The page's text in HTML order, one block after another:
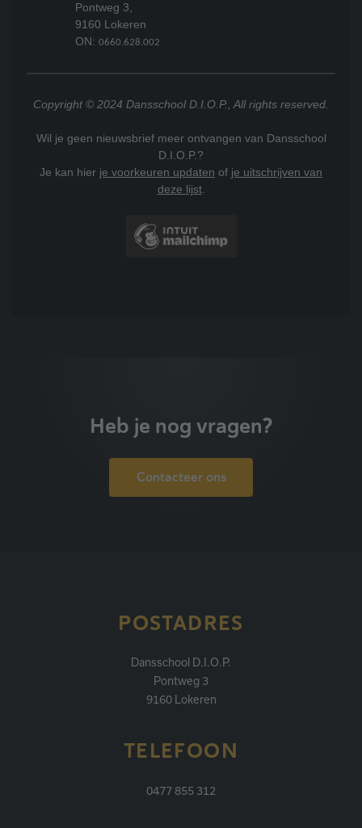
Pontweg 3,
9160 Lokeren
ON: 0660.628.002
Copyright © 2024 Dansschool D.I.O.P., All rights reserved.
Wil je geen nieuwsbrief meer ontvangen van Dansschool
D.I.O.P.?
Je kan hier je voorkeuren updaten of je uitschrijven van
deze lijst.
Heb je nog vragen?
Contacteer ons
POSTADRES
Dansschool D.I.O.P.
Pontweg 3
9160 Lokeren
TELEFOON
0477 855 312